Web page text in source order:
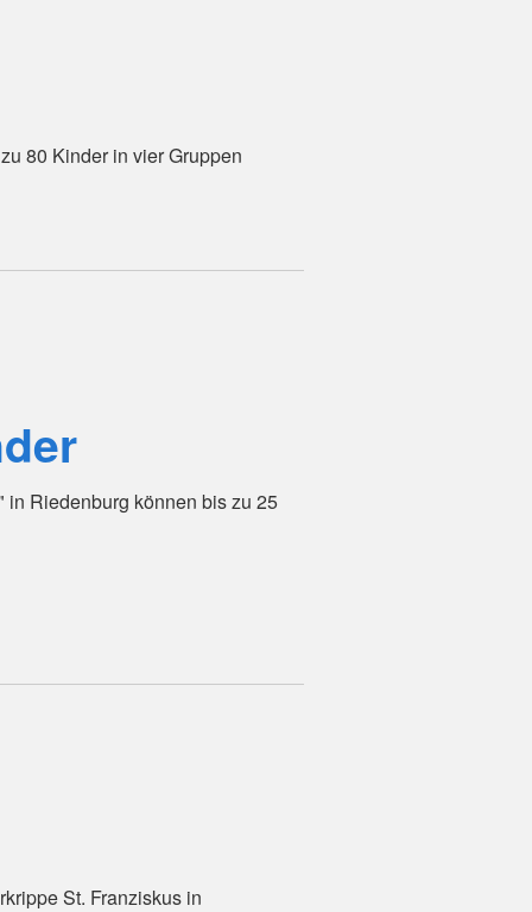
80 Kinder in vier Gruppen
Riedenburg können bis zu 25
St. Franziskus in